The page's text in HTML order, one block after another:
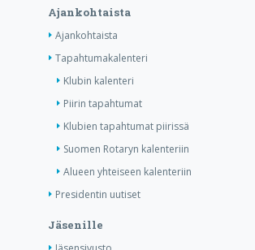
Ajankohtaista
Ajankohtaista
Tapahtumakalenteri
Klubin kalenteri
Piirin tapahtumat
Klubien tapahtumat piirissä
Suomen Rotaryn kalenteriin
Alueen yhteiseen kalenteriin
Presidentin uutiset
Jäsenille